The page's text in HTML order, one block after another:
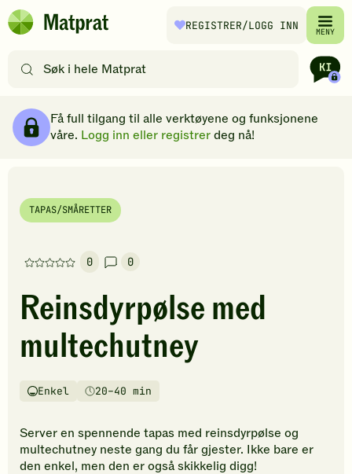
Hopp til hovedinnhold
Matprat
REGISTRER/LOGG INN MENY
etter
filtre
Få full tilgang til alle verktøyene og funksjonene
våre. Logg inn eller registrerdeg nå!
TAPAS/SMÅRETTER
0
Denne
har
foreløpig
ingen
vurderinger.
den
til
å
vurdere
0
Reinsdyrpølse med
multechutney
Vanskelighetsgrad
Enkel
Tilberedningstid20–40 min
Server en spennende tapas med reinsdyrpølse og
multechutney neste gang du får gjester. Ikke bare er
den enkel, men den er også skikkelig digg!